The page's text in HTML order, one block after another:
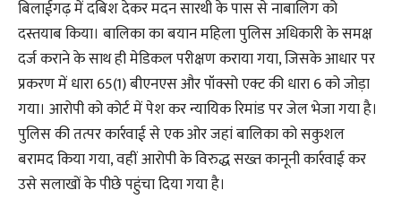
बिलाईगढ़ में दबिश देकर मदन सारथी के पास से नाबालिग को
दस्तयाब किया। बालिका का बयान महिला पुलिस अधिकारी के समक्ष
दर्ज कराने के साथ ही मेडिकल परीक्षण कराया गया, जिसके आधार पर
प्रकरण में धारा 65(1) बीएनएस और पॉक्सो एक्ट की धारा 6 को जोड़ा
गया। आरोपी को कोर्ट में पेश कर न्यायिक रिमांड पर जेल भेजा गया है।
पुलिस की तत्पर कार्रवाई से एक ओर जहां बालिका को सकुशल
बरामद किया गया, वहीं आरोपी के विरुद्ध सख्त कानूनी कार्रवाई कर
उसे सलाखों के पीछे पहुंचा दिया गया है।